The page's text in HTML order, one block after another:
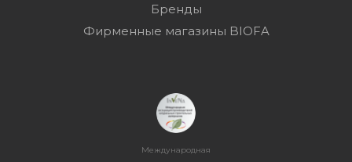
Бренды
Фирменные магазины BIOFA
Международная